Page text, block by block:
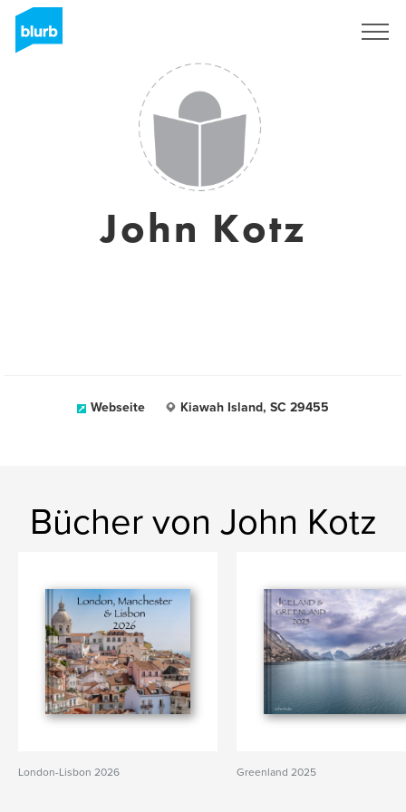
John Kotz
Webseite Kiawah Island, SC 29455
Bücher von John Kotz
London-Lisbon 2026 Greenland 2025